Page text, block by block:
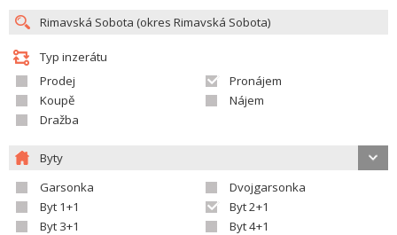
Typ inzerátu
Prodej
Pronájem
Koupě
Nájem
Dražba
Byty
Garsonka
Dvojgarsonka
Byt 1+1
Byt 2+1
Byt 3+1
Byt 4+1